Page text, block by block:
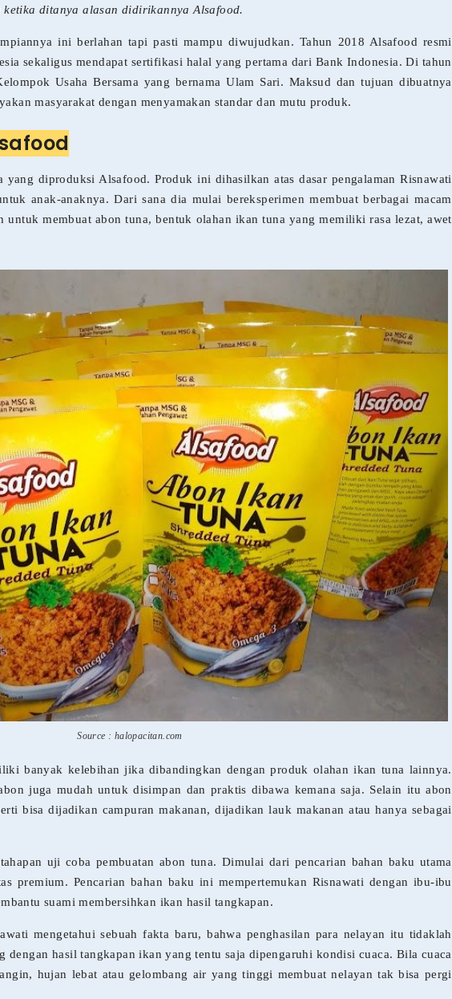
ditanya alasan didirikannya Alsafood.
ini berlahan tapi pasti mampu diwujudkan. Tahun 2018 Alsafood resmi
sekaligus mendapat sertifikasi halal yang pertama dari Bank Indonesia. Di tahun
Usaha Bersama yang bernama Ulam Sari. Maksud dan tujuan dibuatnya
masyarakat dengan menyamakan standar dan mutu produk.
yang diproduksi Alsafood. Produk ini dihasilkan atas dasar pengalaman Risnawati
anak-anaknya. Dari sana dia mulai bereksperimen membuat berbagai macam
untuk membuat abon tuna, bentuk olahan ikan tuna yang memiliki rasa lezat, awet
Source : halopacitan.com
banyak kelebihan jika dibandingkan dengan produk olahan ikan tuna lainnya.
juga mudah untuk disimpan dan praktis dibawa kemana saja. Selain itu abon
bisa dijadikan campuran makanan, dijadikan lauk makanan atau hanya sebagai
uji coba pembuatan abon tuna. Dimulai dari pencarian bahan baku utama
premium. Pencarian bahan baku ini mempertemukan Risnawati dengan ibu-ibu
suami membersihkan ikan hasil tangkapan.
mengetahui sebuah fakta baru, bahwa penghasilan para nelayan itu tidaklah
dengan hasil tangkapan ikan yang tentu saja dipengaruhi kondisi cuaca. Bila cuaca
hujan lebat atau gelombang air yang tinggi membuat nelayan tak bisa pergi